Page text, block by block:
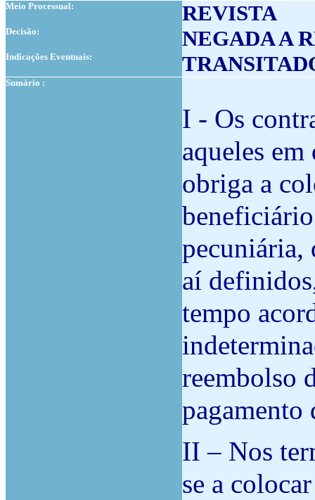
Meio Processual: REVISTA
Decisão: NEGADA A
Indicações Eventuais:
Sumário :
I - Os
aqueles
obriga a
pecuniária,
aí
tempo
reembolso
pagamento
II – Nos
se a